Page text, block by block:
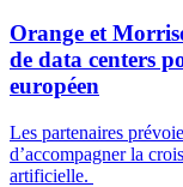
Orange et
de data centers
européen
Les partenaires
d’accompagner la
artificielle.